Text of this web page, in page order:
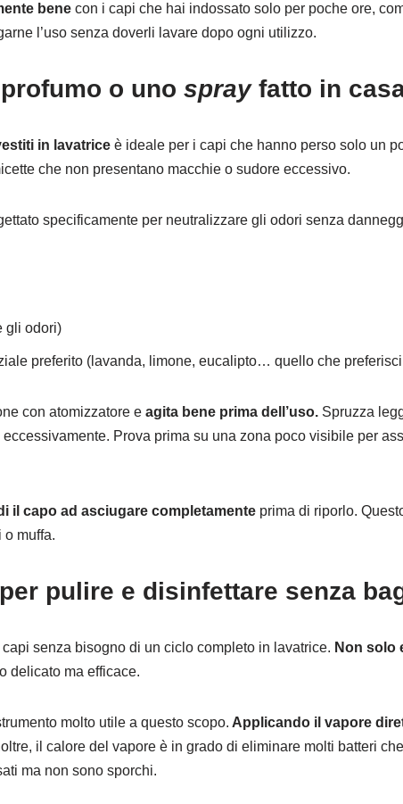
bene con i capi che hai indossato solo per poche ore,
l’uso senza doverli lavare dopo ogni utilizzo.
profumo o unosprayfatto in
in lavatrice è ideale per i capi che hanno perso solo un
che non presentano macchie o sudore eccessivo.
specificamente per neutralizzare gli odori senza
gli odori)
preferito (lavanda, limone, eucalipto… quello che
con atomizzatore eagita bene prima dell’uso. Spruzza
Prova prima su una zona poco visibile per
il capo ad asciugare completamente prima di riporlo.
o muffa.
pulire e disinfettare senza
capi senza bisogno di un ciclo completo in lavatrice. Non solo
delicato ma efficace.
molto utile a questo scopo. Applicando il vapore
il calore del vapore è in grado di eliminare molti batteri
ma non sono sporchi.